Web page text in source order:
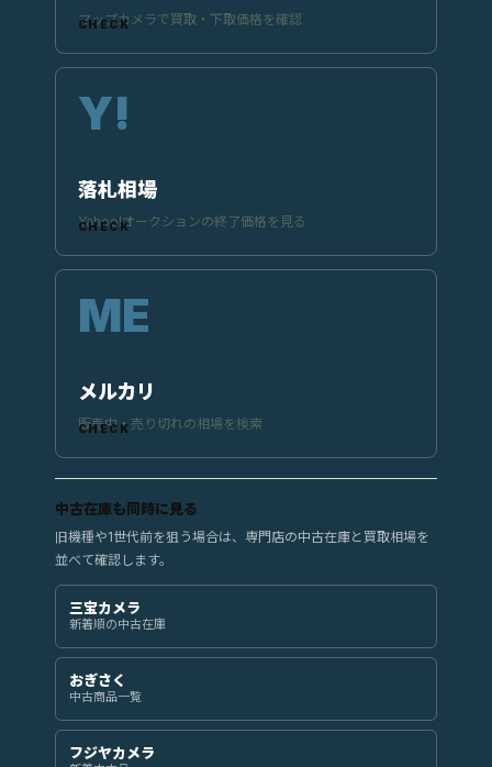
マップカメラで買取・下取価格を確認
落札相場
Yahoo!オークションの終了価格を見る
メルカリ
販売中・売り切れの相場を検索
中古在庫も同時に見る
旧機種や1世代前を狙う場合は、専門店の中古在庫と買取相場を
並べて確認します。
三宝カメラ
新着順の中古在庫
おぎさく
中古商品一覧
フジヤカメラ